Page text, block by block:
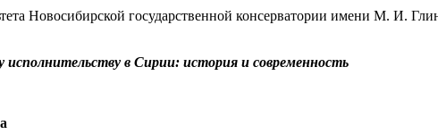
Новосибирской государственной консерватории имени М. И.
исполнительству в Сирии: история и современность